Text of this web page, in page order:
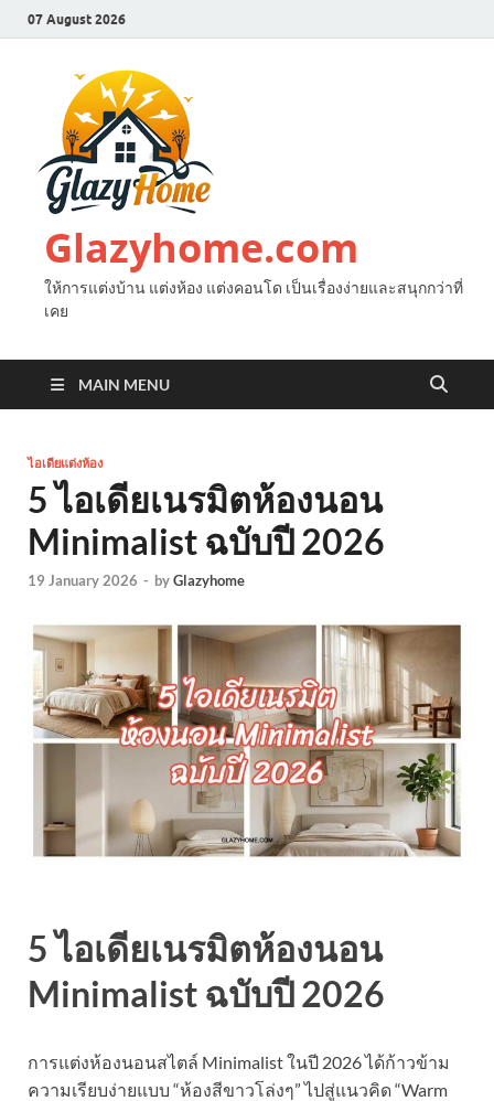
07 August 2026
Glazyhome.com
ให้การแต่งบ้าน แต่งห้อง แต่งคอนโด เป็นเรื่องง่ายและสนุกกว่าที่
เคย
MAIN MENU
ไอเดียแต่งห้อง
5 ไอเดียเนรมิตห้องนอน
Minimalist ฉบับปี 2026
19 January 2026 - byGlazyhome
5 ไอเดียเนรมิตห้องนอน
Minimalist ฉบับปี 2026
การแต่งห้องนอนสไตล์ Minimalist ในปี 2026 ได้ก้าวข้าม
ความเรียบง่ายแบบ “ห้องสีขาวโล่งๆ” ไปสู่แนวคิด “Warm